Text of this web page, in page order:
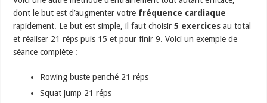
dont le but est d’augmenter votre fréquence cardiaque
rapidement. Le but est simple, il faut choisir5 exercices au total
et réaliser 21 réps puis 15 et pour finir 9. Voici un exemple de
séance complète :
Rowing buste penché 21 réps
Squat jump 21 réps